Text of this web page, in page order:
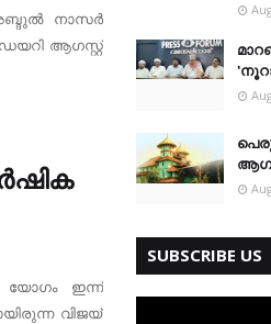
നാസർ
ഡയറി ആഗസ്റ്റ്
ഇന്ന്
വിജയ്
SUBSCRIBE US